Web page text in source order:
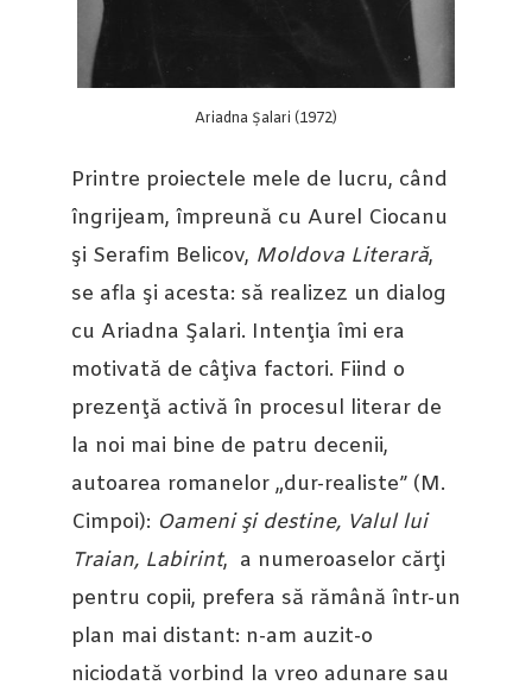
Ariadna Șalari (1972)
Printre proiectele mele de lucru, când
îngrijeam, împreună cu Aurel Ciocanu
şi Serafim Belicov, Moldova Literară,
se afla şi acesta: să realizez un dialog
cu Ariadna Şalari. Intenţia îmi era
motivată de câţiva factori. Fiind o
prezenţă activă în procesul literar de
la noi mai bine de patru decenii,
autoarea romanelor „dur-realiste” (M.
Cimpoi): Oameni şi destine, Valul lui
Traian, Labirint, a numeroaselor cărţi
pentru copii, prefera să rămână într-un
plan mai distant: n-am auzit-o
niciodată vorbind la vreo adunare sau